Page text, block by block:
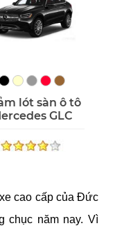
lót sàn ô tô
GLC
cao cấp của Đức
chục năm nay. Vì